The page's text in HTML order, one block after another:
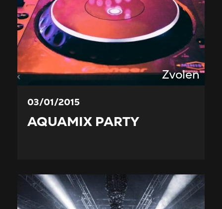
Zvolen
03/01/2015
AQUAMIX PARTY